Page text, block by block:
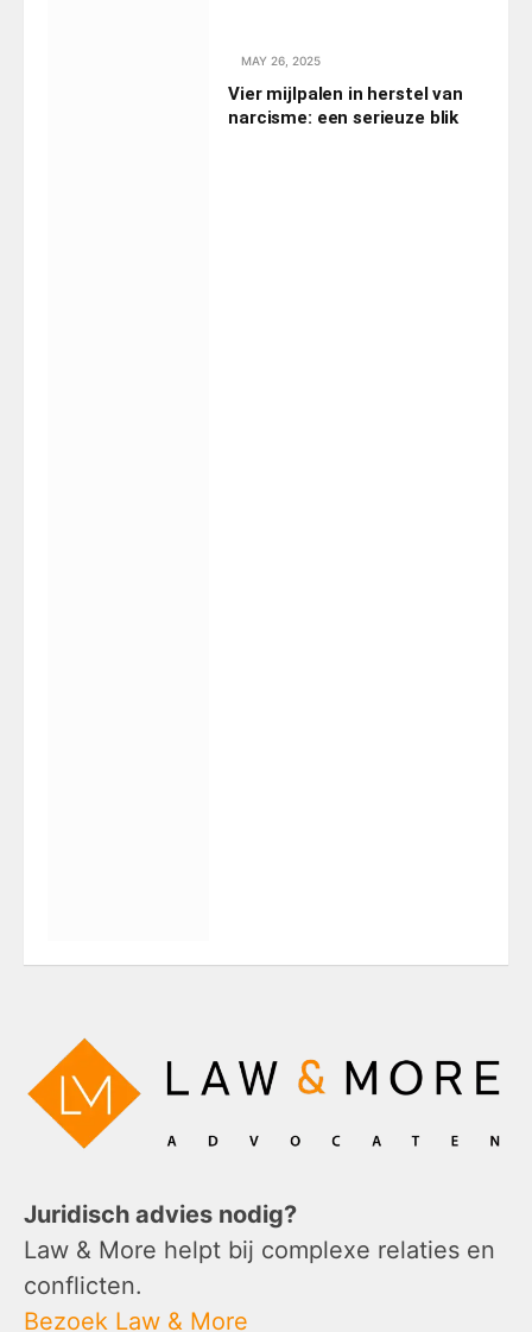
MAY 26, 2025
Vier mijlpalen in herstel van
narcisme: een serieuze blik
Juridisch advies nodig?
Law & More helpt bij complexe relaties en
conflicten.
Bezoek Law & More